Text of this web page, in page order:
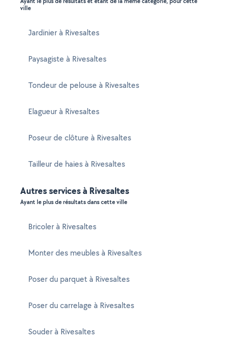
ville
Jardinier à Rivesaltes
Paysagiste à Rivesaltes
Tondeur de pelouse à Rivesaltes
Elagueur à Rivesaltes
Poseur de clôture à Rivesaltes
Tailleur de haies à Rivesaltes
Autres services à Rivesaltes
Ayant le plus de résultats dans cette ville
Bricoler à Rivesaltes
Monter des meubles à Rivesaltes
Poser du parquet à Rivesaltes
Poser du carrelage à Rivesaltes
Souder à Rivesaltes